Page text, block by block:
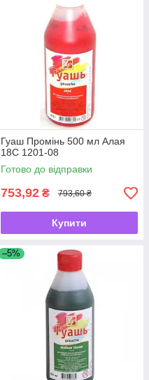
Гуаш Промінь 500 мл Алая
18С 1201-08
Готово до відправки
753,92 ₴ 793,60 ₴
Купити
–5%